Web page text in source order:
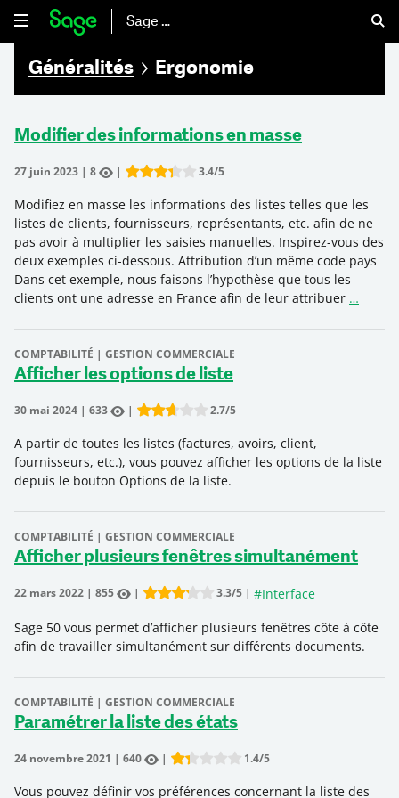
Sage 50
Généralités Ergonomie
Modifier des informations en masse
27 juin 2023 | 8 |
Rate this item:
3.4/5
Modifiez en masse les informations des listes telles que les
listes de clients, fournisseurs, représentants, etc. afin de ne
pas avoir à multiplier les saisies manuelles. Inspirez-vous des
deux exemples ci-dessous. Attribution d’un même code pays
Dans cet exemple, nous faisons l’hypothèse que tous les
clients ont une adresse en France afin de leur attribuer …
COMPTABILITÉ | GESTION COMMERCIALE
Afficher les options de liste
30 mai 2024 | 633 |
Rate this item:
2.7/5
A partir de toutes les listes (factures, avoirs, client,
fournisseurs, etc.), vous pouvez afficher les options de la liste
depuis le bouton Options de la liste.
COMPTABILITÉ | GESTION COMMERCIALE
Afficher plusieurs fenêtres simultanément
22 mars 2022 | 855 |
Rate this item: Submit Rating
3.3/5 | #Interface
Sage 50 vous permet d’afficher plusieurs fenêtres côte à côte
afin de travailler simultanément sur différents documents.
COMPTABILITÉ | GESTION COMMERCIALE
Paramétrer la liste des états
24 novembre 2021 | 640 |
Rate this item:
1.4/5
Vous pouvez définir vos préférences concernant la liste des